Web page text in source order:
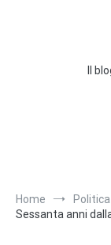
Il
Home
Politica
Sessanta anni